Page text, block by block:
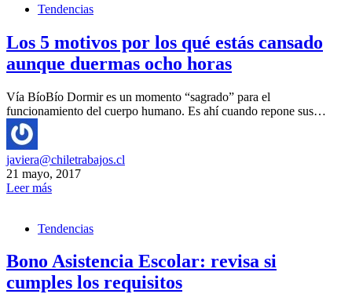
Tendencias
Los 5 motivos por los qué estás cansado
aunque duermas ocho horas
Vía BíoBío Dormir es un momento “sagrado” para el
funcionamiento del cuerpo humano. Es ahí cuando repone sus…
javiera@chiletrabajos.cl
21 mayo, 2017
Leer más
Tendencias
Bono Asistencia Escolar: revisa si
cumples los requisitos